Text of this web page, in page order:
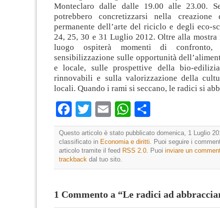
Monteclaro dalle dalle 19.00 alle 23.00.
potrebbero concretizzarsi nella
permanente dell’arte del riciclo e degli eco-
24, 25, 30 e 31 Luglio 2012. Oltre alla mostra
luogo ospiterà momenti di confronto,
sensibilizzazione sulle opportunità
e locale, sulle prospettive della bio-
rinnovabili e sulla valorizzazione della
locali. Quando i rami si seccano, le radici si
Facebook
TwitterEmailWhatsApp
Questo articolo è stato pubblicato domenica, 1 Luglio
classificato in Economia e diritti . Puoi seguire i
articolo tramite il feed RSS 2.0 . Puoi inviare un
trackback dal tuo sito.
1 Commento a “Le radici ad